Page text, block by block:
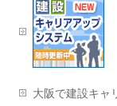
大阪で建設キャ